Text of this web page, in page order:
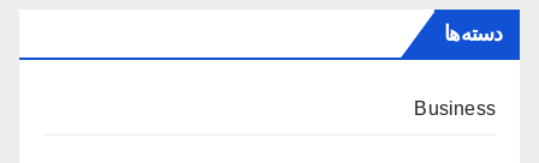
دسته‌ها
Business